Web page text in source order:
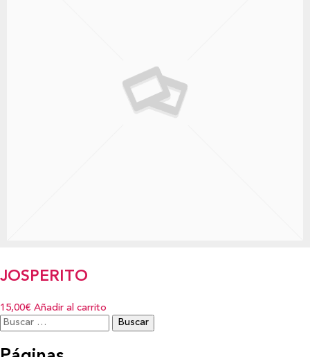
JOSPERITO
15,00€ Añadir al carrito
Buscar: